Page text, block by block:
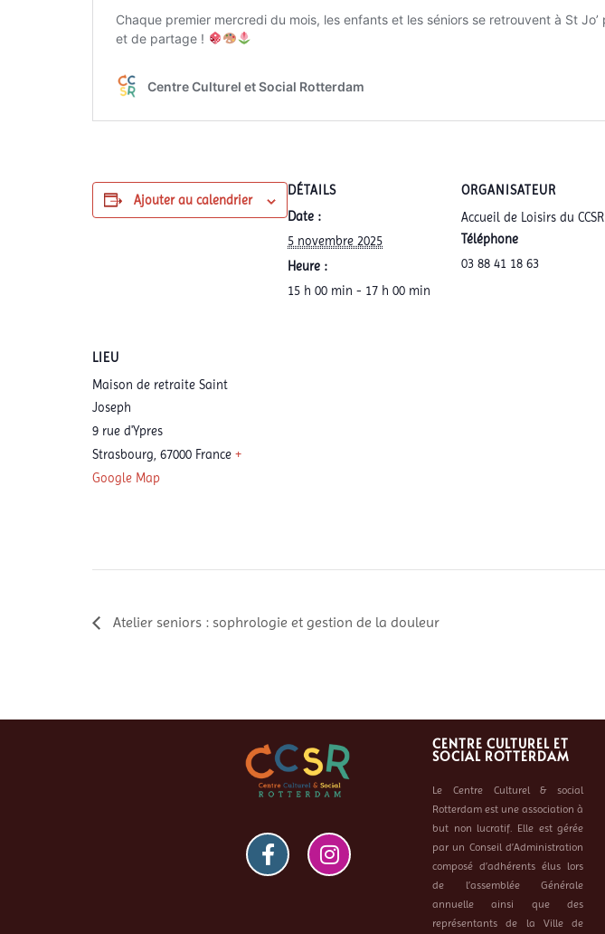
Ajouter au calendrier
DÉTAILS
Date :
5 novembre 2025
Heure :
15 h 00 min - 17 h 00 min
ORGANISATEUR
Accueil de Loisirs du CCSR
Téléphone
03 88 41 18 63
LIEU
Maison de retraite Saint
Joseph
9 rue d'Ypres
Strasbourg 67000 France +
Google Map
Atelier seniors : sophrologie et gestion de la douleur
CENTRE CULTUREL ET
SOCIAL ROTTERDAM
Le Centre Culturel & social
Rotterdam est une association à
but non lucratif. Elle est gérée
par un Conseil d’Administration
composé d’adhérents élus lors
de l’assemblée Générale
annuelle ainsi que des
représentants de la Ville de